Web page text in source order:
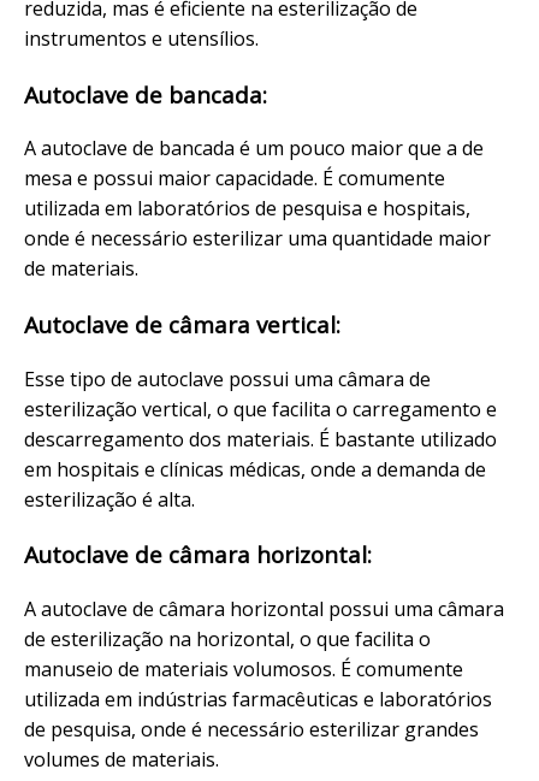
reduzida, mas é eficiente na esterilização de
instrumentos e utensílios.
Autoclave de bancada:
A autoclave de bancada é um pouco maior que a de
mesa e possui maior capacidade. É comumente
utilizada em laboratórios de pesquisa e hospitais,
onde é necessário esterilizar uma quantidade maior
de materiais.
Autoclave de câmara vertical:
Esse tipo de autoclave possui uma câmara de
esterilização vertical, o que facilita o carregamento e
descarregamento dos materiais. É bastante utilizado
em hospitais e clínicas médicas, onde a demanda de
esterilização é alta.
Autoclave de câmara horizontal:
A autoclave de câmara horizontal possui uma câmara
de esterilização na horizontal, o que facilita o
manuseio de materiais volumosos. É comumente
utilizada em indústrias farmacêuticas e laboratórios
de pesquisa, onde é necessário esterilizar grandes
volumes de materiais.